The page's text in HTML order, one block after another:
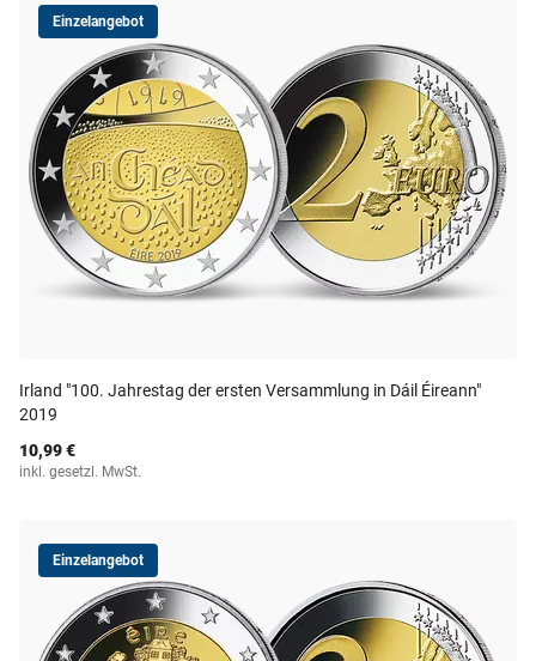
Einzelangebot
Irland "100. Jahrestag der ersten Versammlung in Dáil Éireann"
2019
10,99 €
inkl. gesetzl. MwSt.
Einzelangebot